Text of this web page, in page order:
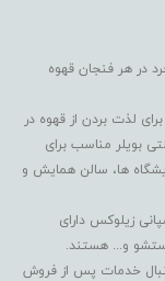
در هر فنجان قهوه
لذت بردن از قهوه در
بویلر مناسب برای
ها، سالن همایش و
زیلوکس دارای
و... هستند.
خدمات پس از فروش